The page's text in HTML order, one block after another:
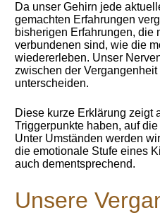
Da unser Gehirn jede
gemachten Erfahrungen
bisherigen Erfahrungen, die
verbundenen sind, wie die
wiedererleben. Unser
zwischen der
unterscheiden.
Diese kurze Erklärung zeigt
Triggerpunkte haben, auf
Unter Umständen werden
die emotionale Stufe eines
auch dementsprechend.
Unsere